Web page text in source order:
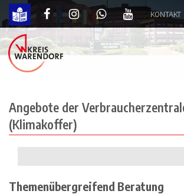
Eigenvorsorge | Kreis Warendorf
KONTAKT
Angebote der
(Klimakoffer)
Themenübergreifend Beratung